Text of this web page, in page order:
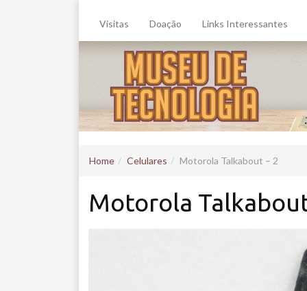
Visitas Doação Links Interessantes
Home Celulares Motorola Talkabout – 2
Motorola